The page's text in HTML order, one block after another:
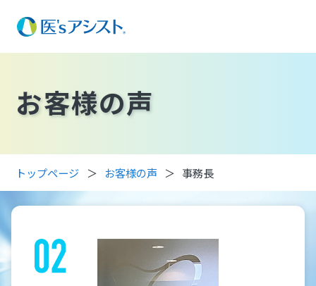
医'sアシストとは
お客様の声
価格
よくある質問
お客様の声
トップページ お客様の声 事務長